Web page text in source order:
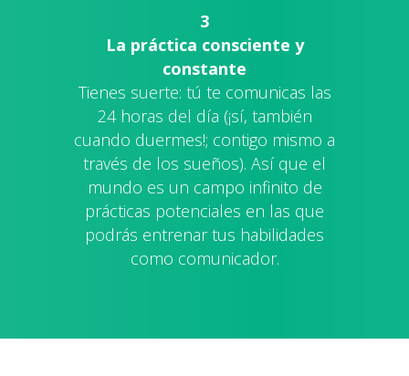
3
La práctica consciente y
constante
Tienes suerte: tú te comunicas las
24 horas del día (¡sí, también
cuando duermes!; contigo mismo a
través de los sueños). Así que el
mundo es un campo infinito de
prácticas potenciales en las que
podrás entrenar tus habilidades
como comunicador.